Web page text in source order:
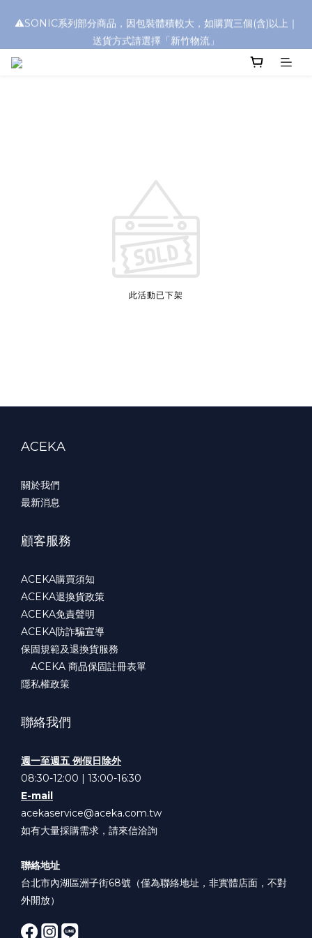
浮水太陽眼鏡🌊 全面升級新上市🎉
⚠️SONIC系列部分商品，因包裝體積較大，如購買三個(含)以上｜
送貨方式請選擇「新竹物流」
此活動已下架
ACEKA
關於我們
最新消息
顧客服務
ACEKA購買須知
ACEKA退換貨政策
ACEKA免責聲明
ACEKA防詐騙宣導
保固規範及退換貨服務
ACEKA 商品保固註冊表單
隱私權政策
聯絡我們
週一至週五 例假日除外
08:30-12:00 | 13:00-16:30
E-mail
acekaservice@aceka.com.tw
如有大量採購需求，請來信洽詢
聯絡地址
台北市內湖區洲子街68號（僅為聯絡地址，非實體店面，不對
外開放）